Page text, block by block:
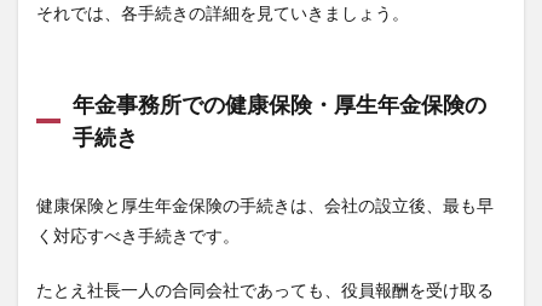
それでは、各手続きの詳細を見ていきましょう。
年金事務所での健康保険・厚生年金保険の
手続き
健康保険と厚生年金保険の手続きは、会社の設立後、最も早
く対応すべき手続きです。
たとえ社長一人の合同会社であっても、役員報酬を受け取る